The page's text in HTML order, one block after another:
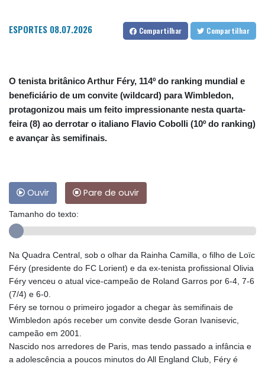
ESPORTES 08.07.2026 Compartilhar Compartilhar
O tenista britânico Arthur Féry, 114º do ranking mundial e
beneficiário de um convite (wildcard) para Wimbledon,
protagonizou mais um feito impressionante nesta quarta-
feira (8) ao derrotar o italiano Flavio Cobolli (10º do ranking)
e avançar às semifinais.
Ouvir Pare de ouvir
Tamanho do texto:
Na Quadra Central, sob o olhar da Rainha Camilla, o filho de Loïc
Féry (presidente do FC Lorient) e da ex-tenista profissional Olivia
Féry venceu o atual vice-campeão de Roland Garros por 6-4, 7-6
(7/4) e 6-0.
Féry se tornou o primeiro jogador a chegar às semifinais de
Wimbledon após receber um convite desde Goran Ivanisevic,
campeão em 2001.
Nascido nos arredores de Paris, mas tendo passado a infância e
a adolescência a poucos minutos do All England Club, Féry é